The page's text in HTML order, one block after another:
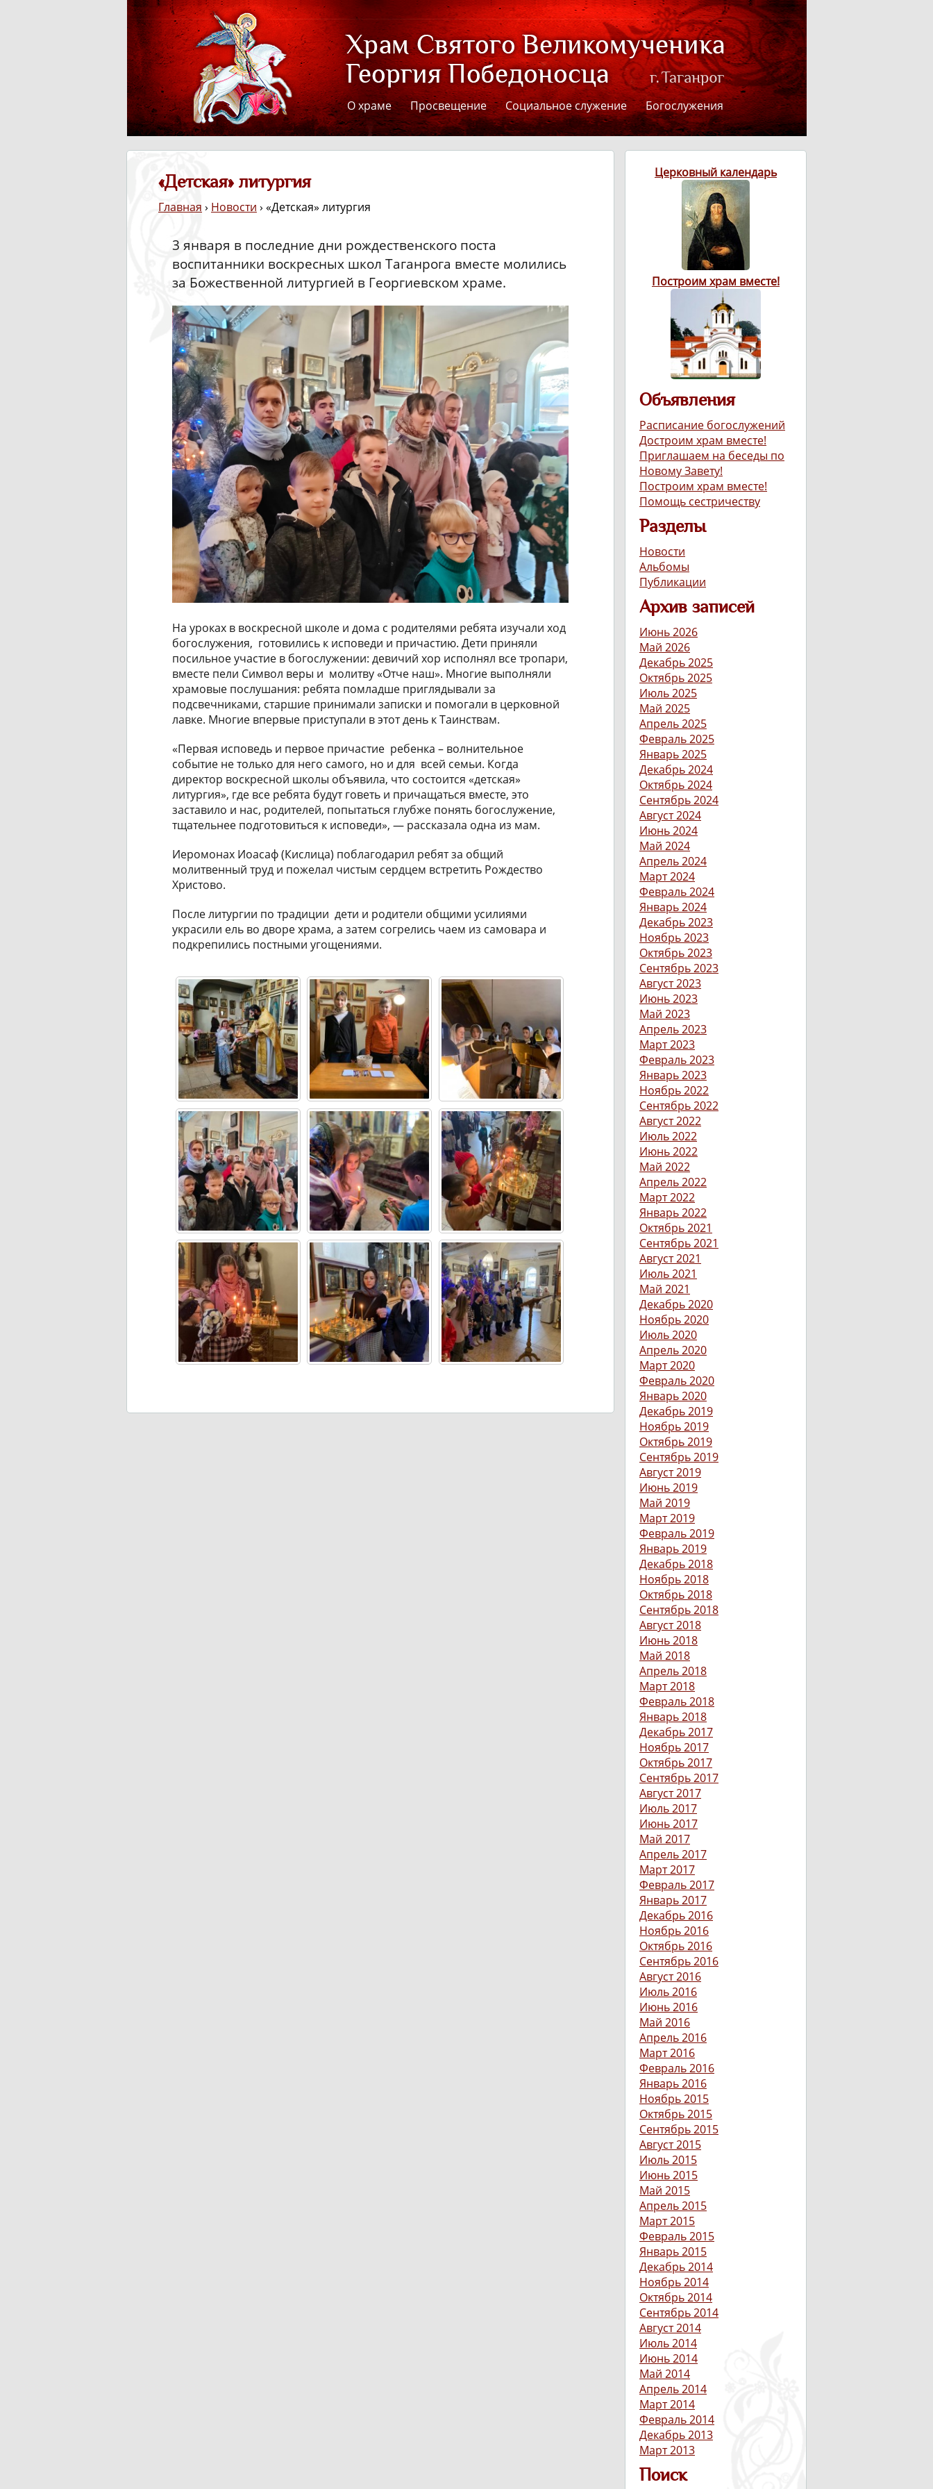
О храме Просвещение Социальное служение Богослужения
Церковный календарь
Построим храм вместе!
Объявления
Расписание богослужений
Достроим храм вместе!
Приглашаем на беседы по
Новому Завету!
Построим храм вместе!
Помощь сестричеству
Разделы
Новости
Альбомы
Публикации
Архив записей
Июнь 2026
Май 2026
Декабрь 2025
Октябрь 2025
Июль 2025
Май 2025
Апрель 2025
Февраль 2025
Январь 2025
Декабрь 2024
Октябрь 2024
Сентябрь 2024
Август 2024
Июнь 2024
Май 2024
Апрель 2024
Март 2024
Февраль 2024
Январь 2024
Декабрь 2023
Ноябрь 2023
Октябрь 2023
Сентябрь 2023
Август 2023
Июнь 2023
Май 2023
Апрель 2023
Март 2023
Февраль 2023
Январь 2023
Ноябрь 2022
Сентябрь 2022
Август 2022
Июль 2022
Июнь 2022
Май 2022
Апрель 2022
Март 2022
Январь 2022
Октябрь 2021
Сентябрь 2021
Август 2021
Июль 2021
Май 2021
Декабрь 2020
Ноябрь 2020
Июль 2020
Апрель 2020
Март 2020
Февраль 2020
Январь 2020
Декабрь 2019
Ноябрь 2019
Октябрь 2019
Сентябрь 2019
Август 2019
Июнь 2019
Май 2019
Март 2019
Февраль 2019
Январь 2019
Декабрь 2018
Ноябрь 2018
Октябрь 2018
Сентябрь 2018
Август 2018
Июнь 2018
Май 2018
Апрель 2018
Март 2018
Февраль 2018
Январь 2018
Декабрь 2017
Ноябрь 2017
Октябрь 2017
Сентябрь 2017
Август 2017
Июль 2017
Июнь 2017
Май 2017
Апрель 2017
Март 2017
Февраль 2017
Январь 2017
Декабрь 2016
Ноябрь 2016
Октябрь 2016
Сентябрь 2016
Август 2016
Июль 2016
Июнь 2016
Май 2016
Апрель 2016
Март 2016
Февраль 2016
Январь 2016
Ноябрь 2015
Октябрь 2015
Сентябрь 2015
Август 2015
Июль 2015
Июнь 2015
Май 2015
Апрель 2015
Март 2015
Февраль 2015
Январь 2015
Декабрь 2014
Ноябрь 2014
Октябрь 2014
Сентябрь 2014
Август 2014
Июль 2014
Июнь 2014
Май 2014
Апрель 2014
Март 2014
Февраль 2014
Декабрь 2013
Март 2013
Поиск
«Детская» литургия
Главная › Новости › «Детская» литургия
3 января в последние дни рождественского поста
воспитанники воскресных школ Таганрога вместе молились
за Божественной литургией в Георгиевском храме.
На уроках в воскресной школе и дома с родителями ребята изучали ход
богослужения, готовились к исповеди и причастию. Дети приняли
посильное участие в богослужении: девичий хор исполнял все тропари,
вместе пели Символ веры и молитву «Отче наш». Многие выполняли
храмовые послушания: ребята помладше приглядывали за
подсвечниками, старшие принимали записки и помогали в церковной
лавке. Многие впервые приступали в этот день к Таинствам.
«Первая исповедь и первое причастие ребенка – волнительное
событие не только для него самого, но и для всей семьи. Когда
директор воскресной школы объявила, что состоится «детская»
литургия», где все ребята будут говеть и причащаться вместе, это
заставило и нас, родителей, попытаться глубже понять богослужение,
тщательнее подготовиться к исповеди», — рассказала одна из мам.
Иеромонах Иоасаф (Кислица) поблагодарил ребят за общий
молитвенный труд и пожелал чистым сердцем встретить Рождество
Христово.
После литургии по традиции дети и родители общими усилиями
украсили ель во дворе храма, а затем согрелись чаем из самовара и
подкрепились постными угощениями.